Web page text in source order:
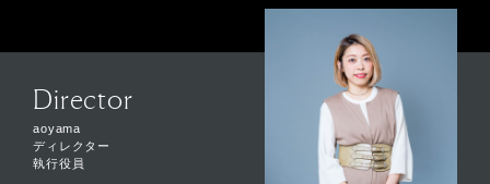
Director
aoyama
ディレクター
執行役員